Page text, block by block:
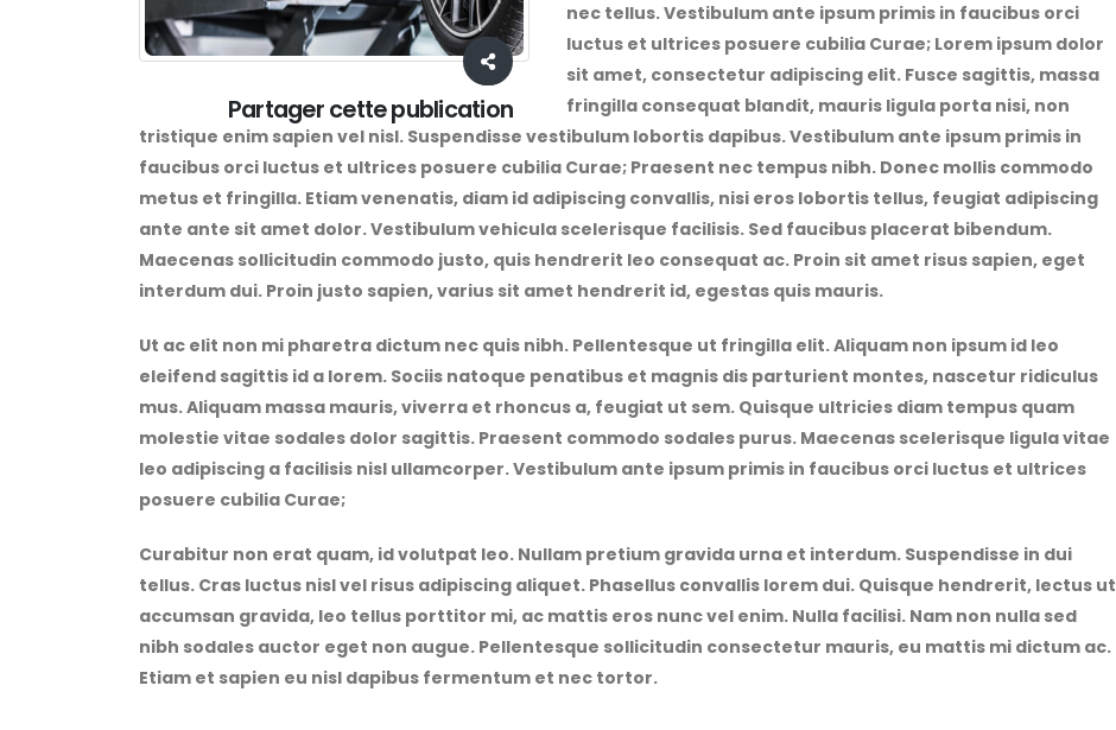
Partager cette publication
nec tellus. Vestibulum ante ipsum primis in faucibus orci
luctus et ultrices posuere cubilia Curae; Lorem ipsum dolor
sit amet, consectetur adipiscing elit. Fusce sagittis, massa
fringilla consequat blandit, mauris ligula porta nisi, non
tristique enim sapien vel nisl. Suspendisse vestibulum lobortis dapibus. Vestibulum ante ipsum primis in
faucibus orci luctus et ultrices posuere cubilia Curae; Praesent nec tempus nibh. Donec mollis commodo
metus et fringilla. Etiam venenatis, diam id adipiscing convallis, nisi eros lobortis tellus, feugiat adipiscing
ante ante sit amet dolor. Vestibulum vehicula scelerisque facilisis. Sed faucibus placerat bibendum.
Maecenas sollicitudin commodo justo, quis hendrerit leo consequat ac. Proin sit amet risus sapien, eget
interdum dui. Proin justo sapien, varius sit amet hendrerit id, egestas quis mauris.
Ut ac elit non mi pharetra dictum nec quis nibh. Pellentesque ut fringilla elit. Aliquam non ipsum id leo
eleifend sagittis id a lorem. Sociis natoque penatibus et magnis dis parturient montes, nascetur ridiculus
mus. Aliquam massa mauris, viverra et rhoncus a, feugiat ut sem. Quisque ultricies diam tempus quam
molestie vitae sodales dolor sagittis. Praesent commodo sodales purus. Maecenas scelerisque ligula vitae
leo adipiscing a facilisis nisl ullamcorper. Vestibulum ante ipsum primis in faucibus orci luctus et ultrices
posuere cubilia Curae;
Curabitur non erat quam, id volutpat leo. Nullam pretium gravida urna et interdum. Suspendisse in dui
tellus. Cras luctus nisl vel risus adipiscing aliquet. Phasellus convallis lorem dui. Quisque hendrerit, lectus ut
accumsan gravida, leo tellus porttitor mi, ac mattis eros nunc vel enim. Nulla facilisi. Nam non nulla sed
nibh sodales auctor eget non augue. Pellentesque sollicitudin consectetur mauris, eu mattis mi dictum ac.
Etiam et sapien eu nisl dapibus fermentum et nec tortor.